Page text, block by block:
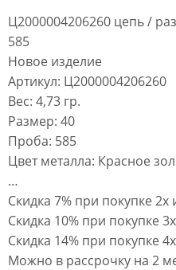
Ц2000004206260 цепь /
585
Новое изделие
Артикул: Ц2000004206260
Вес: 4,73 гр.
Размер: 40
Проба: 585
Цвет металла: Красное
…
Скидка 7% при покупке 2х
Скидка 10% при покупке
Скидка 14% при покупке
Можно в рассрочку на 2